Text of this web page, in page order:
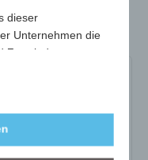
dieser
Unternehmen die
der von uns
Ferner werden
aufgeklärt.